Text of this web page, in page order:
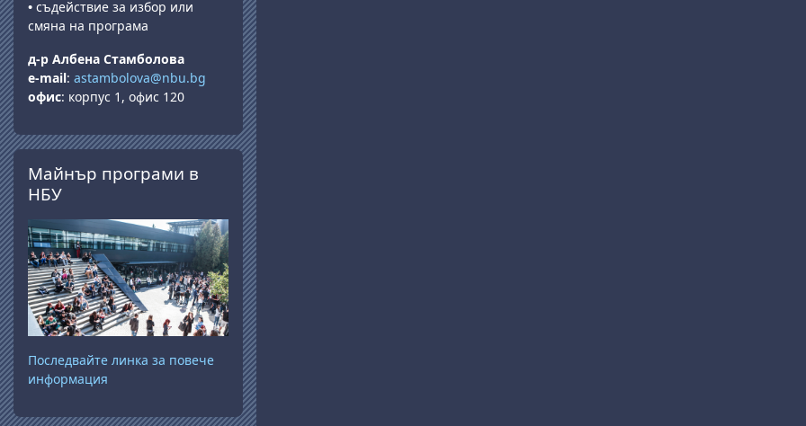
• съдействие за избор или
смяна на програма
д-р Албена Стамболова
e-mail: astambolova@nbu.bg
офис: корпус 1, офис 120
Salta Майнър програми в НБУ
Майнър програми в
НБУ
Последвайте линка за повече
информация